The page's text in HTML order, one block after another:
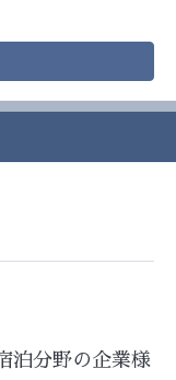
泊分野の企業様